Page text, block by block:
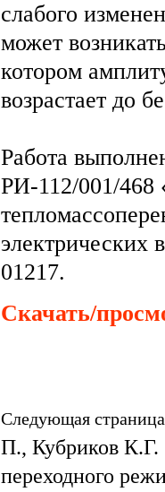
слабого
может
котором
возрастает до
Работа
РИ-112/001/468
01217.
Скачать/
Следующая
П., Кубриков К.Г.
переходного